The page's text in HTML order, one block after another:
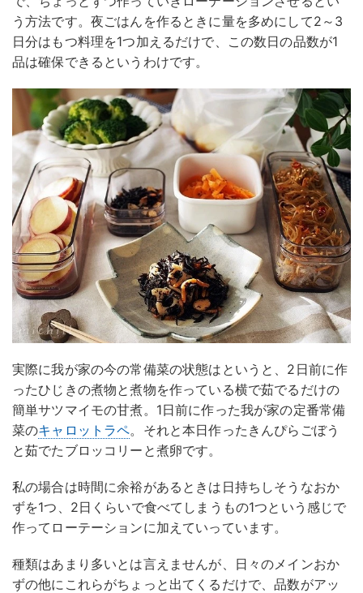
う方法です。夜ごはんを作るときに量を多めにして2～3
日分はもつ料理を1つ加えるだけで、この数日の品数が1
品は確保できるというわけです。
実際に我が家の今の常備菜の状態はというと、2日前に作
ったひじきの煮物と煮物を作っている横で茹でるだけの
簡単サツマイモの甘煮。1日前に作った我が家の定番常備
菜のキャロットラペ。それと本日作ったきんぴらごぼう
と茹でたブロッコリーと煮卵です。
私の場合は時間に余裕があるときは日持ちしそうなおか
ずを1つ、2日くらいで食べてしまうもの1つという感じで
作ってローテーションに加えていっています。
種類はあまり多いとは言えませんが、日々のメインおか
ずの他にこれらがちょっと出てくるだけで、品数がアッ